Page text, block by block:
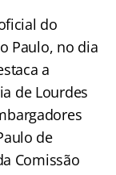
do
Paulo, no dia
a
de Lourdes
de
Comissão